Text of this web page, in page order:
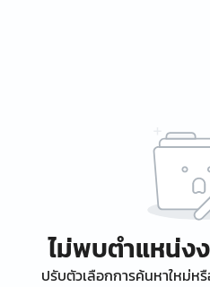
ไม่พบตำแหน่
ปรับตัวเลือกการค้นหาใหม่ห